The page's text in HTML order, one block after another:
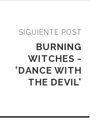
SIGUIENTE POST
BURNING
WITCHES -
'DANCE WITH
THE DEVIL'